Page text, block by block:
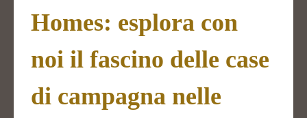
Homes: esplora con
noi il fascino delle case
di campagna nelle